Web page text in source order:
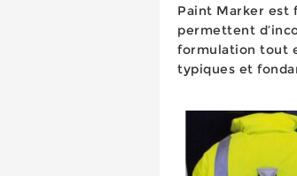
Paint Marker est
permettent
formulation tout
typiques et
pas ...